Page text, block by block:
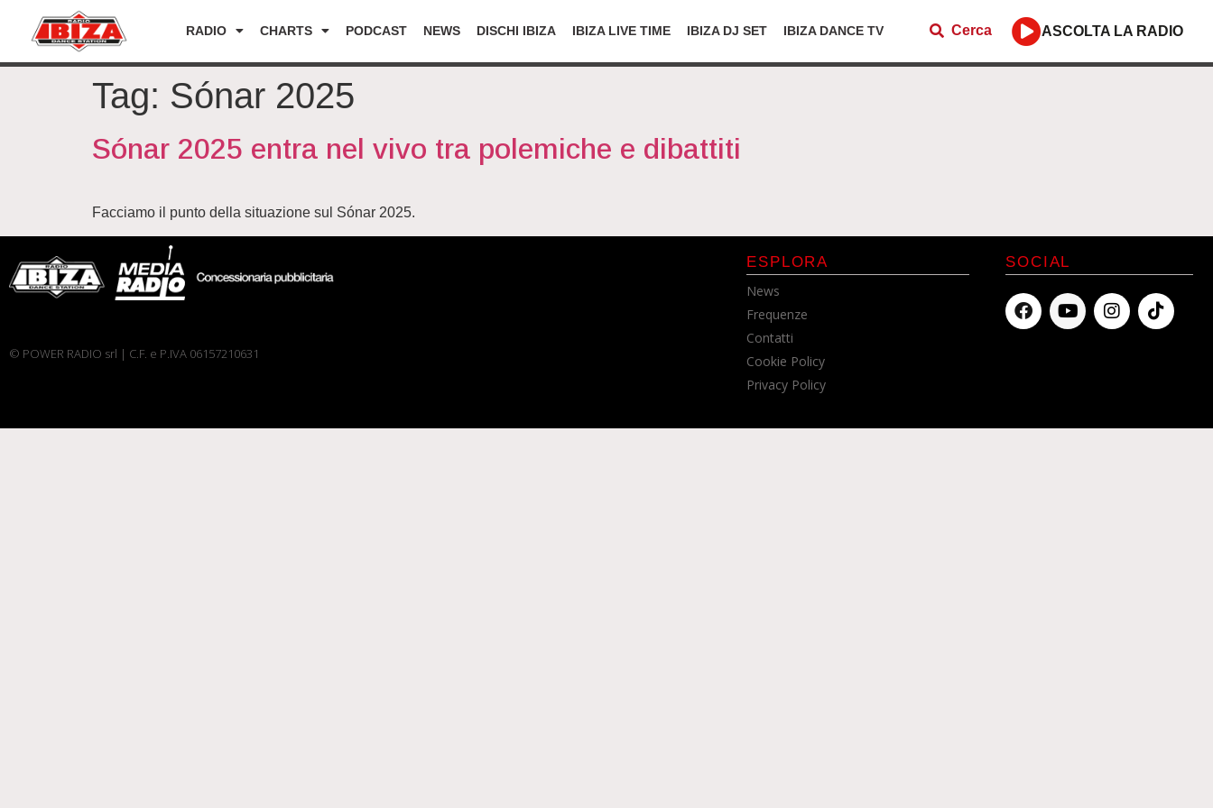
RADIO CHARTS PODCAST NEWS DISCHI IBIZA IBIZA LIVE TIME IBIZA DJ SET IBIZA DANCE TV Cerca ASCOLTA LA RADIO
Tag: Sónar 2025
Sónar 2025 entra nel vivo tra polemiche e dibattiti
Facciamo il punto della situazione sul Sónar 2025.
© POWER RADIO srl | C.F. e P.IVA 06157210631
ESPLORA
News
Frequenze
Contatti
Cookie Policy
Privacy Policy
SOCIAL